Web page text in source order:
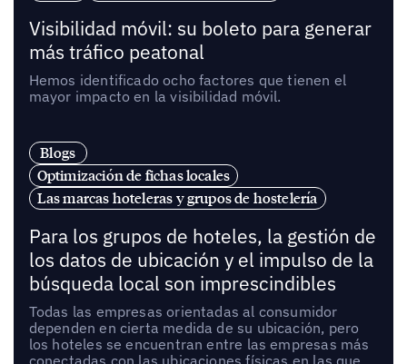
Visibilidad móvil: su boleto para generar
más tráfico peatonal
Hemos identificado ocho factores que tienen el
mayor impacto en la visibilidad móvil.
Blogs
Optimización de fichas locales
Las marcas hoteleras y grupos de hostelería
Para los grupos de hoteles, la gestión de
los datos de ubicación y el impulso de la
búsqueda local son imprescindibles
Todas las empresas orientadas al consumidor
dependen en cierta medida de su ubicación, pero
los hoteles se encuentran entre las empresas más
conectadas con las ubicaciones físicas en las que